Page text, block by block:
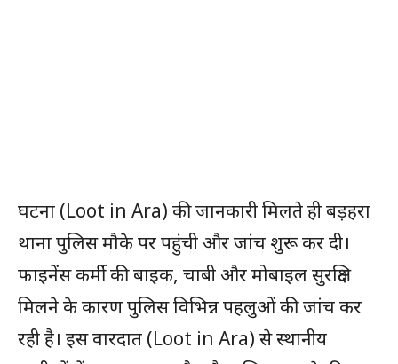
घटना (Loot in Ara) की जानकारी मिलते ही बड़हरा
थाना पुलिस मौके पर पहुंची और जांच शुरू कर दी।
फाइनेंस कर्मी की बाइक, चाबी और मोबाइल सुरक्षित
मिलने के कारण पुलिस विभिन्न पहलुओं की जांच कर
रही है। इस वारदात (Loot in Ara) से स्थानीय